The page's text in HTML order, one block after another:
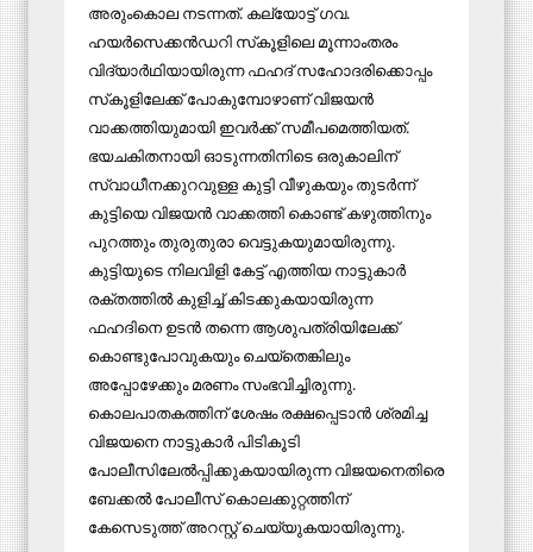
അരുംകൊല നടന്നത്. കല്യോട്ട് ഗവ.
ഹയര്‍സെക്കന്‍ഡറി സ്‌കൂളിലെ മൂന്നാംതരം
വിദ്യാര്‍ഥിയായിരുന്ന ഫഹദ് സഹോദരിക്കൊപ്പം
സ്‌കൂളിലേക്ക് പോകുമ്പോഴാണ് വിജയന്‍
വാക്കത്തിയുമായി ഇവര്‍ക്ക് സമീപമെത്തിയത്.
ഭയചകിതനായി ഓടുന്നതിനിടെ ഒരുകാലിന്
സ്വാധീനക്കുറവുള്ള കുട്ടി വീഴുകയും തുടര്‍ന്ന്
കുട്ടിയെ വിജയന്‍ വാക്കത്തി കൊണ്ട് കഴുത്തിനും
പുറത്തും തുരുതുരാ വെട്ടുകയുമായിരുന്നു.
കുട്ടിയുടെ നിലവിളി കേട്ട് എത്തിയ നാട്ടുകാര്‍
രക്തത്തില്‍ കുളിച്ച് കിടക്കുകയായിരുന്ന
ഫഹദിനെ ഉടന്‍ തന്നെ ആശുപത്രിയിലേക്ക്
കൊണ്ടുപോവുകയും ചെയ്‌തെങ്കിലും
അപ്പോഴേക്കും മരണം സംഭവിച്ചിരുന്നു.
കൊലപാതകത്തിന് ശേഷം രക്ഷപ്പെടാന്‍ ശ്രമിച്ച
വിജയനെ നാട്ടുകാര്‍ പിടികൂടി
പോലീസിലേല്‍പ്പിക്കുകയായിരുന്ന വിജയനെതിരെ
ബേക്കല്‍ പോലീസ് കൊലക്കുറ്റത്തിന്
കേസെടുത്ത് അറസ്റ്റ് ചെയ്യുകയായിരുന്നു.